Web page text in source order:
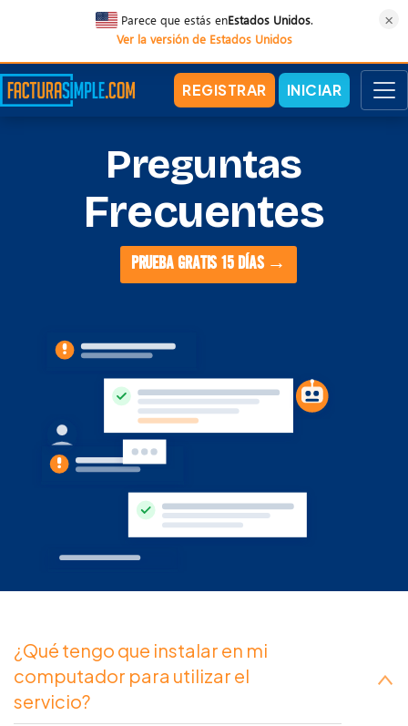
Parece que estás enEstados Unidos.
Ver la versión de Estados Unidos
×
REGISTRAR INICIAR
Preguntas
Frecuentes
PRUEBA GRATIS 15 DÍAS →
¿Qué tengo que instalar en mi
computador para utilizar el
servicio?